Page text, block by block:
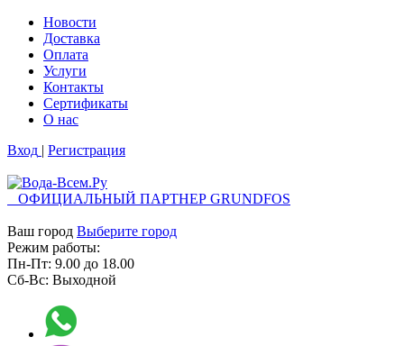
Новости
Доставка
Оплата
Услуги
Контакты
Cертификаты
О нас
Вход | Регистрация
ОФИЦИАЛЬНЫЙ ПАРТНЕР GRUNDFOS
Ваш город Выберите город
Режим работы:
Пн-Пт: 9.00 до 18.00
Сб-Вс: Выходной